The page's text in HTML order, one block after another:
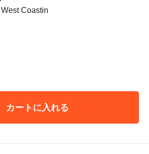
Coastin
カートに入れる